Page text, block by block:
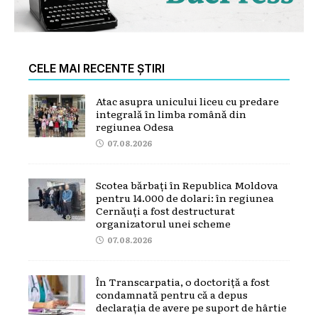
CELE MAI RECENTE ȘTIRI
Atac asupra unicului liceu cu predare
integrală în limba română din
regiunea Odesa
07.08.2026
Scotea bărbați în Republica Moldova
pentru 14.000 de dolari: în regiunea
Cernăuți a fost destructurat
organizatorul unei scheme
07.08.2026
În Transcarpatia, o doctoriță a fost
condamnată pentru că a depus
declarația de avere pe suport de hârtie